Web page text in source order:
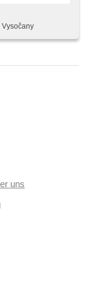
Vysočany
uns